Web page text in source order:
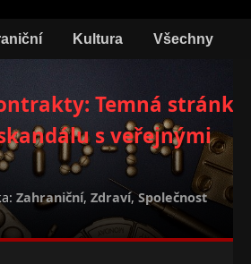
Kultura Všechny
Temná stránka
s veřejnými
Zahraniční, Zdraví,Společnost